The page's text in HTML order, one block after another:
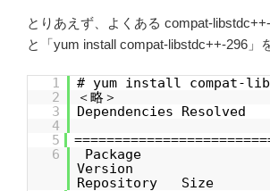
とりあえず、よくある compat-
と「yum install compat-libstdc++-296」
1
# yum install compat-
2
＜略＞
3
Dependencies Resolved
4
5
6
Package
Version
Repository Size